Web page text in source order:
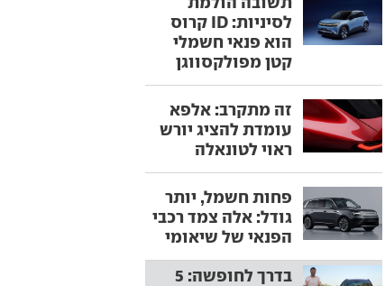
לסיניות: ID קרוס
הוא פנאי חשמלי
קטן מפולקסווגן
זה מתקרב: אלפא
עומדת להציג יורש
ראוי לטונאלה
פחות חשמל, יותר
גודל: אלה צמד רכבי
הפנאי של שיאומי
בדרך לחופשה: 5